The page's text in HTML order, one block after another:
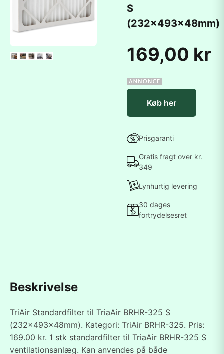
S
(232x493x48mm)
169,00 kr
Køb her
Prisgaranti
Gratis fragt over kr.
349
Lynhurtig levering
30 dages
fortrydelsesret
Beskrivelse
TriAir Standardfilter til TriaAir BRHR-325 S
(232x493x48mm). Kategori: TriAir BRHR-325. Pris:
169.00 kr. 1 stk standardfilter til TriaAir BRHR-325 S
ventilationsanlæg. Kan anvendes på både